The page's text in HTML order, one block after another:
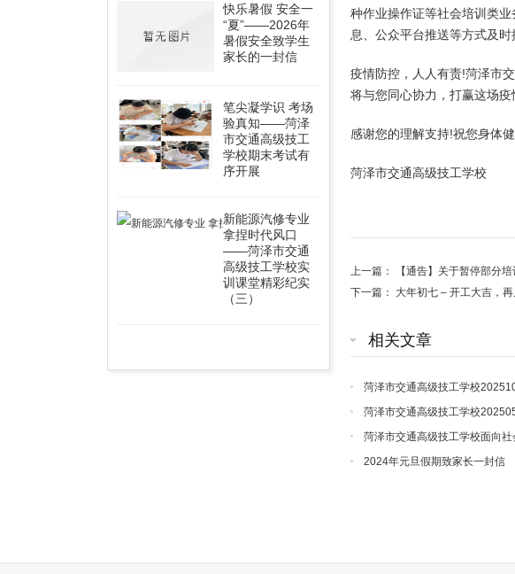
种作业操作证等社会培训类
息、公众平台推送等方式及时
疫情防控，人人有责!菏泽市
将与您同心协力，打赢这场疫
感谢您的理解支持!祝您身体
菏泽市交通高级技工学校
上一篇：
【通告】关于暂停部分
下一篇： 大年初七 – 开工大吉，再
相关文章
菏泽市交通高级技工学校
果公示
菏泽市交通高级技工学校
菏泽市交通高级技工学校面向
价计划公告
2024年元旦假期致家长一封信
快乐暑假 安全一
“夏”——2026年
暑假安全致学生
家长的一封信
笔尖凝学识 考场
验真知——菏泽
市交通高级技工
学校期末考试有
序开展
新能源汽修专业
拿捏时代风口
——菏泽市交通
高级技工学校实
训课堂精彩纪实
（三）